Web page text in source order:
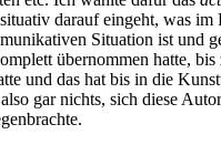
darauf eingeht, was
Situation ist
übernommen hatte,
und das hat bis in die
gar nichts, sich diese